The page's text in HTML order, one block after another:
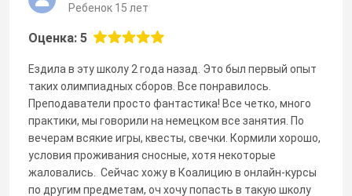
Ребенок 15 лет
Оценка: 5
Ездила в эту школу 2 года назад. Это был первый опыт
таких олимпиадных сборов. Все понравилось.
Преподаватели просто фантастика! Все четко, много
практики, мы говорили на немецком все занятия. По
вечерам всякие игры, квесты, свечки. Кормили хорошо,
условия проживания сносные, хотя некоторые
жаловались. Сейчас хожу в Коалицию в онлайн-курсы
по другим предметам, оч хочу попасть в такую школу